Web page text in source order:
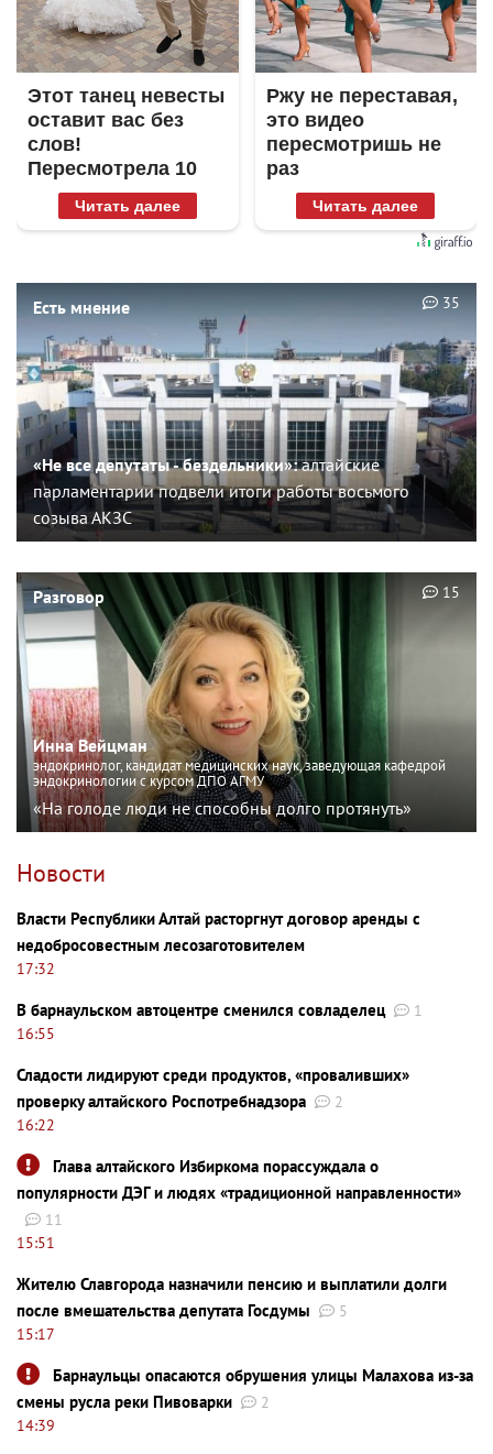
Этот танец невесты
оставит вас без
слов!
Пересмотрела 10
раз
Читать далее
Ржу не переставая,
это видео
пересмотришь не
раз
Читать далее
Есть мнение
«Не все депутаты - бездельники»:алтайские
парламентарии подвели итоги работы восьмого
созыва АКЗС
35
Разговор
Инна Вейцман
эндокринолог, кандидат медицинских наук, заведующая кафедрой
эндокринологии с курсом ДПО АГМУ
«На голоде люди не способны долго протянуть»
15
Новости
Власти Республики Алтай расторгнут договор аренды с
недобросовестным лесозаготовителем
17:32
В барнаульском автоцентре сменился совладелец
1
16:55
Сладости лидируют среди продуктов, «проваливших»
проверку алтайского Роспотребнадзора
2
16:22
Глава алтайского Избиркома порассуждала о
популярности ДЭГ и людях «традиционной направленности»
11
15:51
Жителю Славгорода назначили пенсию и выплатили долги
после вмешательства депутата Госдумы
5
15:17
Барнаульцы опасаются обрушения улицы Малахова из-за
смены русла реки Пивоварки
2
14:39